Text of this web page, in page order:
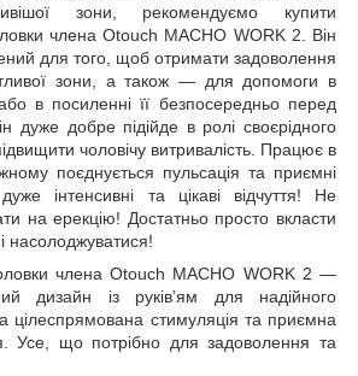
зони, рекомендуємо купити
члена Otouch MACHO WORK 2. Він
для того, щоб отримати задоволення
​​зони, а також — для допомоги в
або в посиленні її безпосередньо перед
дуже добре підійде в ролі своєрідного
чоловічу витривалість. Працює в
поєднується пульсація та приємні
інтенсивні та цікаві відчуття! Не
на ерекцію! Достатньо просто вкласти
насолоджуватися!
члена Otouch MACHO WORK 2 —
дизайн із руків’ям для надійного
цілеспрямована стимуляція та приємна
Усе, що потрібно для задоволення та